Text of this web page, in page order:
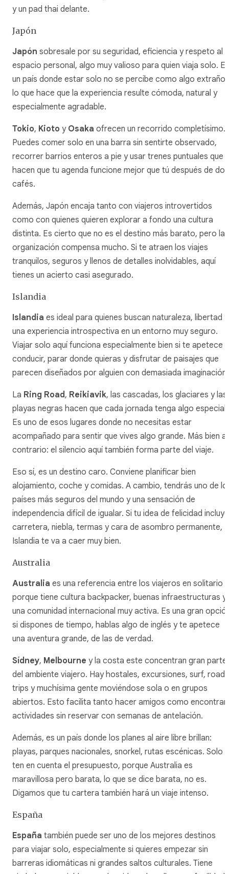
y un pad thai delante.
Japón
Japón sobresale por su seguridad, eficiencia y respeto al
espacio personal, algo muy valioso para quien viaja solo. Es
un país donde estar solo no se percibe como algo extraño,
lo que hace que la experiencia resulte cómoda, natural y
especialmente agradable.
Tokio, Kioto y Osaka ofrecen un recorrido completísimo.
Puedes comer solo en una barra sin sentirte observado,
recorrer barrios enteros a pie y usar trenes puntuales que
hacen que tu agenda funcione mejor que tú después de dos
cafés.
Además, Japón encaja tanto con viajeros introvertidos
como con quienes quieren explorar a fondo una cultura
distinta. Es cierto que no es el destino más barato, pero la
organización compensa mucho. Si te atraen los viajes
tranquilos, seguros y llenos de detalles inolvidables, aquí
tienes un acierto casi asegurado.
Islandia
Islandia es ideal para quienes buscan naturaleza, libertad y
una experiencia introspectiva en un entorno muy seguro.
Viajar solo aquí funciona especialmente bien si te apetece
conducir, parar donde quieras y disfrutar de paisajes que
parecen diseñados por alguien con demasiada imaginación.
La Ring Road, Reikiavik, las cascadas, los glaciares y las
playas negras hacen que cada jornada tenga algo especial.
Es uno de esos lugares donde no necesitas estar
acompañado para sentir que vives algo grande. Más bien al
contrario: el silencio aquí también forma parte del viaje.
Eso sí, es un destino caro. Conviene planificar bien
alojamiento, coche y comidas. A cambio, tendrás uno de
países más seguros del mundo y una sensación de
independencia difícil de igualar. Si tu idea de felicidad incluye
carretera, niebla, termas y cara de asombro permanente,
Islandia te va a caer muy bien.
Australia
Australia es una referencia entre los viajeros en solitario
porque tiene cultura backpacker, buenas infraestructuras y
una comunidad internacional muy activa. Es una gran
si dispones de tiempo, hablas algo de inglés y te apetece
una aventura grande, de las de verdad.
Sídney, Melbourne y la costa este concentran gran parte
del ambiente viajero. Hay hostales, excursiones, surf, road
trips y muchísima gente moviéndose sola o en grupos
abiertos. Esto facilita tanto hacer amigos como encontrar
actividades sin reservar con semanas de antelación.
Además, es un país donde los planes al aire libre brillan:
playas, parques nacionales, snorkel, rutas escénicas. Solo
ten en cuenta el presupuesto, porque Australia es
maravillosa pero barata, lo que se dice barata, no es.
Digamos que tu cartera también hará un viaje intenso.
España
España también puede ser uno de los mejores destinos
para viajar solo, especialmente si quieres empezar sin
barreras idiomáticas ni grandes saltos culturales. Tiene